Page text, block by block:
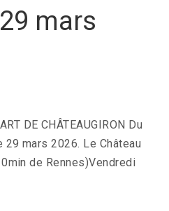
mars
DE CHÂTEAUGIRON Du
mars 2026. Le Château
de Rennes)Vendredi